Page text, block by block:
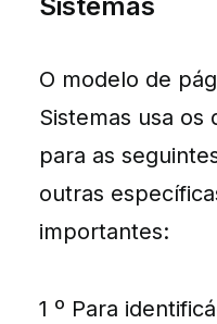
O modelo de
Sistemas usa os
para as
outras
importantes:
1 º Para